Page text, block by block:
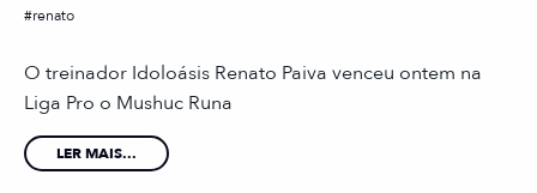
renato
O treinador Idoloásis Renato Paiva venceu ontem na
Liga Pro o Mushuc Runa
LER MAIS...